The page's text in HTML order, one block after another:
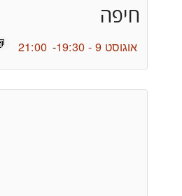
חיפה
אוגוסט 9 - 19:30 -
21:00